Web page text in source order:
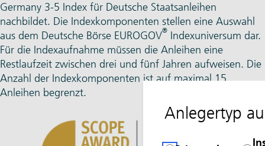
Anlegertyp
Germany 3-5 Index für Deutsche Staatsanleihen
nachbildet. Die Indexkomponenten stellen eine Auswahl
aus dem Deutsche Börse EUROGOV® Indexuniversum dar.
Für die Indexaufnahme müssen die Anleihen eine
Restlaufzeit zwischen drei und fünf Jahren aufweisen. Die
Anzahl der Indexkomponenten ist auf maximal 15
Anleihen begrenzt.